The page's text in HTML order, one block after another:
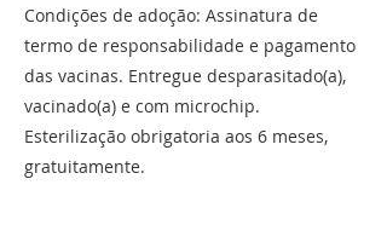
Condições de adoção: Assinatura de
termo de responsabilidade e pagamento
das vacinas. Entregue desparasitado(a),
vacinado(a) e com microchip.
Esterilização obrigatoria aos 6 meses,
gratuitamente.